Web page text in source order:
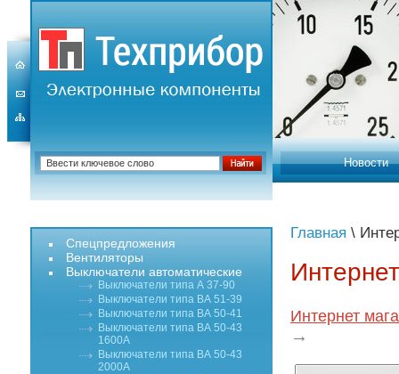
Новости
Главная \
Интернет
→
Спецпредложения
Вентиляторы
Выключатели автоматические
Выключатели типа А 37-90
Выключатели типа ВА 51-39
Выключатели типа ВА 50-41
Выключатели типа ВА 50-43
1600А
Выключатели типа ВА 50-43
2000А